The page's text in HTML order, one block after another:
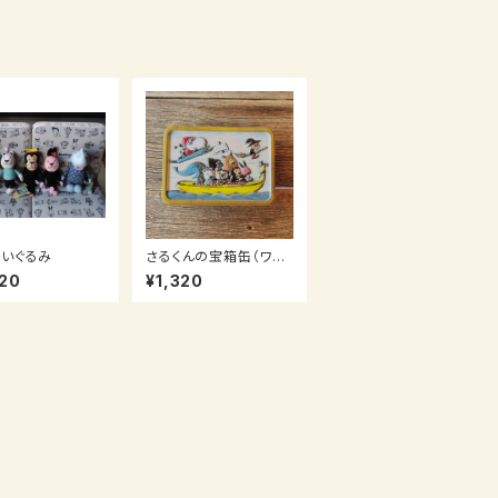
ぐるみ
さるくんの宝箱缶（ワッ
フルパック2つ入り）
¥1,320